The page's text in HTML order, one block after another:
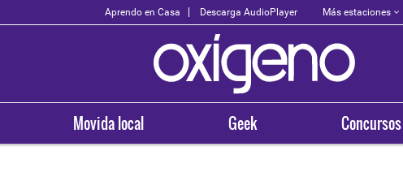
Aprendo en Casa Descarga AudioPlayer Más estaciones
Movida local Geek Concursos